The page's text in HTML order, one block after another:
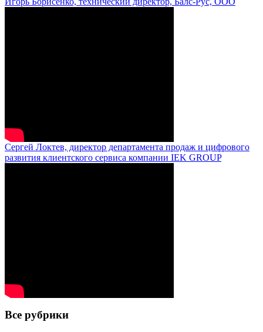
Сергей Локтев, директор департамента продаж и цифрового
развития клиентского сервиса компании IEK GROUP
Все рубрики